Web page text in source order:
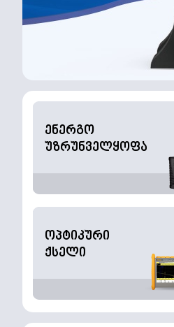
ენერგო
უზრუნველყოფა
ოპტიკური
ქსელი